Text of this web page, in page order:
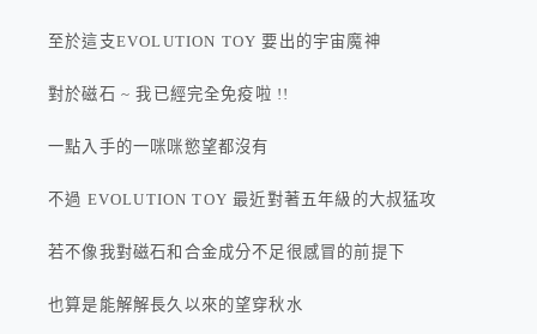
至於這支EVOLUTION TOY 要出的宇宙魔神
對於磁石 ~ 我已經完全免疫啦 !!
一點入手的一咪咪慾望都沒有
不過 EVOLUTION TOY 最近對著五年級的大叔猛攻
若不像我對磁石和合金成分不足很感冒的前提下
也算是能解解長久以來的望穿秋水